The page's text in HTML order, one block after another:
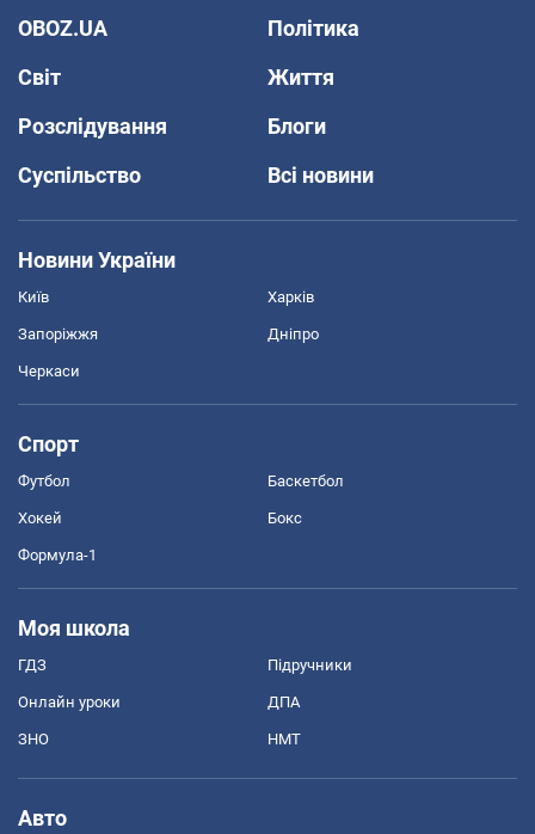
OBOZ.UA
Політика
Світ
Життя
Розслідування
Блоги
Суспільство
Всі новини
Новини України
Київ Харків
Запоріжжя Дніпро
Черкаси
Спорт
Футбол Баскетбол
Хокей Бокс
Формула-1
Моя школа
ГДЗ Підручники
Онлайн уроки ДПА
ЗНО НМТ
Авто